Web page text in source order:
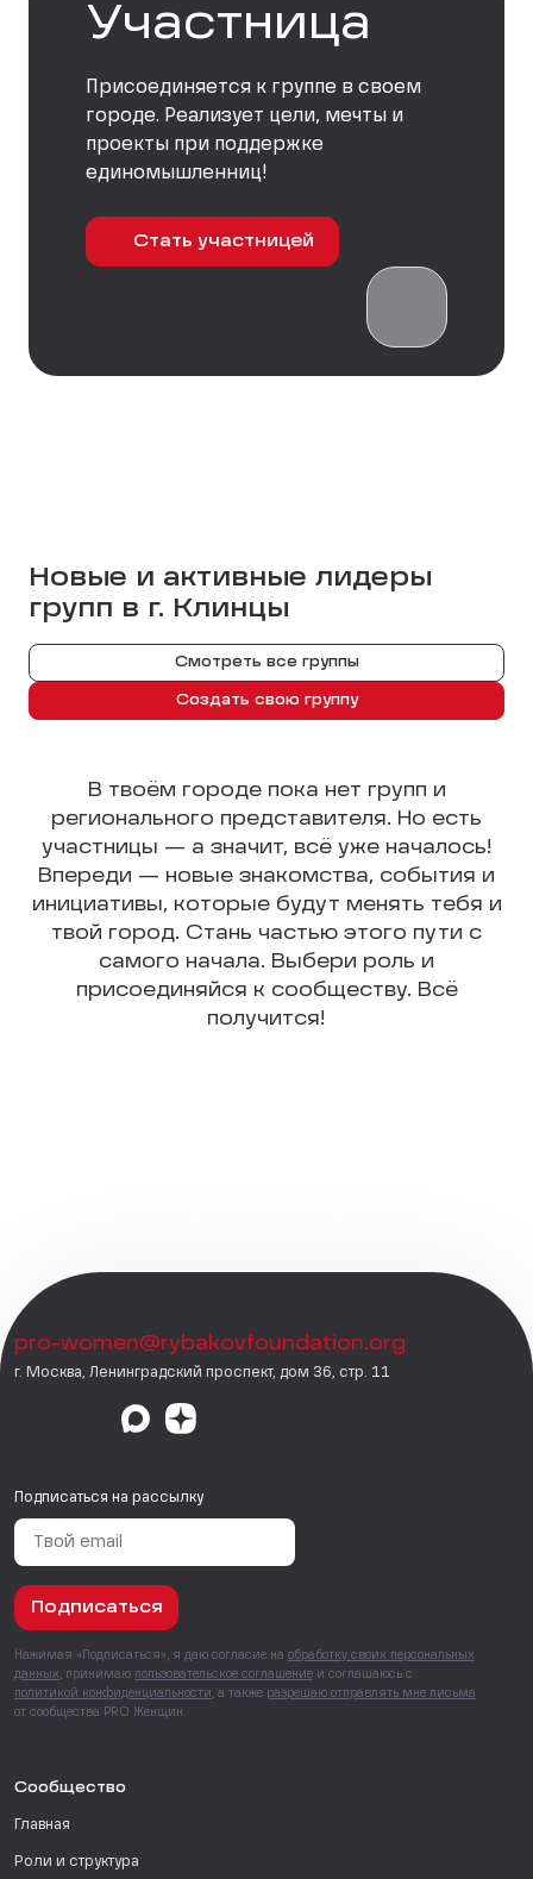
Участница
Присоединяется к группе в своем
городе. Реализует цели, мечты и
проекты при поддержке
единомышленниц!
Стать участницей
Новые и активные лидеры
групп в г. Клинцы
Смотреть все группы
Создать свою группу
В твоём городе пока нет групп и
регионального представителя. Но есть
участницы — а значит, всё уже началось!
Впереди — новые знакомства, события и
инициативы, которые будут менять тебя и
твой город. Стань частью этого пути с
самого начала. Выбери роль и
присоединяйся к сообществу. Всё
получится!
pro-women@rybakovfoundation.org
г. Москва, Ленинградский проспект, дом 36, стр. 11
Подписаться на рассылку
Подписаться
Нажимая «Подписаться», я даю согласие на обработку своих персональных
данных , принимаю пользовательское соглашение и соглашаюсь с
политикой конфиденциальности , а также разрешаю отправлять мне письма
от сообщества PRO Женщин.
Сообщество
Главная
Роли и структура